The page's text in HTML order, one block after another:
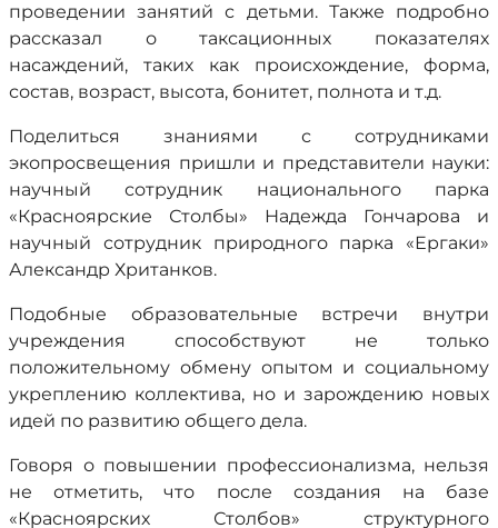
проведении занятий с детьми. Также подробно
рассказал о таксационных показателях
насаждений, таких как происхождение, форма,
состав, возраст, высота, бонитет, полнота и т.д.
Поделиться знаниями с сотрудниками
экопросвещения пришли и представители науки:
научный сотрудник национального парка
«Красноярские Столбы» Надежда Гончарова и
научный сотрудник природного парка «Ергаки»
Александр Хританков.
Подобные образовательные встречи внутри
учреждения способствуют не только
положительному обмену опытом и социальному
укреплению коллектива, но и зарождению новых
идей по развитию общего дела.
Говоря о повышении профессионализма, нельзя
не отметить, что после создания на базе
«Красноярских Столбов» структурного